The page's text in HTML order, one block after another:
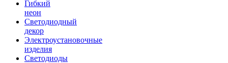
Гибкий
неон
Светодиодный
декор
Электроустановочные
изделия
Светодиоды